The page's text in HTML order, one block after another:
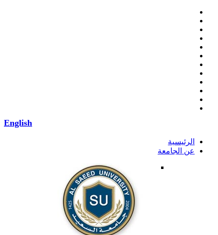
English
الرئيسية
عن الجامعة